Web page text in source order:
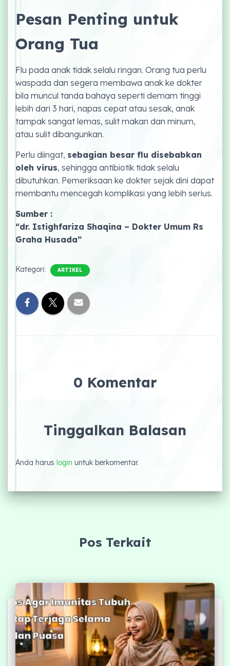
Pesan Penting untuk
Orang Tua
Flu pada anak tidak selalu ringan. Orang tua perlu
waspada dan segera membawa anak ke dokter
bila muncul tanda bahaya seperti demam tinggi
lebih dari 3 hari, napas cepat atau sesak, anak
tampak sangat lemas, sulit makan dan minum,
atau sulit dibangunkan.
Perlu diingat, sebagian besar flu disebabkan
oleh virus, sehingga antibiotik tidak selalu
dibutuhkan. Pemeriksaan ke dokter sejak dini dapat
membantu mencegah komplikasi yang lebih serius.
Sumber :
“dr. Istighfariza Shaqina – Dokter Umum Rs
Graha Husada”
Kategori: ARTIKEL
0 Komentar
Tinggalkan Balasan
Anda harus login untuk berkomentar.
Pos Terkait